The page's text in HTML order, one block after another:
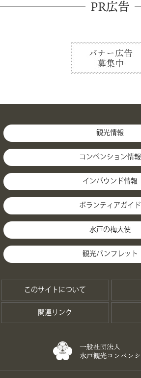
PR広告
観光情報
コンベンション情報
インバウンド情報
ボランティアガイド
水戸の梅大使
観光パンフレット
このサイトについて
関連リンク